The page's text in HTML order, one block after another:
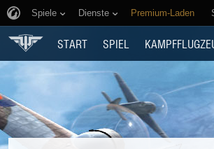
Spiele Dienste Premium-Laden
START SPIEL